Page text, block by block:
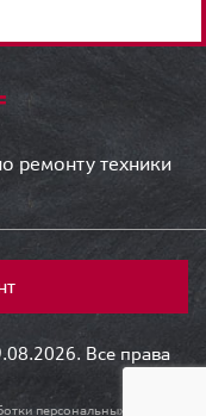
ремонту техники
Все права
персональных данных